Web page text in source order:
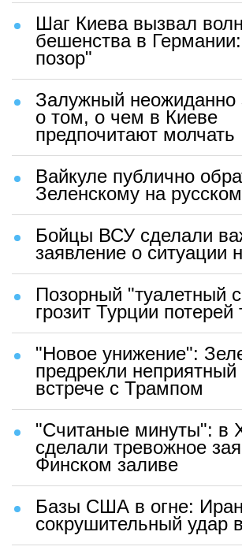
Шаг Киева вызвал
бешенства в
позор"
Залужный неожиданно
о том, о чем в Киеве
предпочитают молчать
Вайкуле публично
Зеленскому на
Бойцы ВСУ сделали
заявление о ситуации
Позорный "туалетный
грозит Турции потерей
"Новое унижение":
предрекли
встрече с Трампом
"Считаные минуты": в
сделали тревожное
Финском заливе
Базы США в огне:
сокрушительный удар